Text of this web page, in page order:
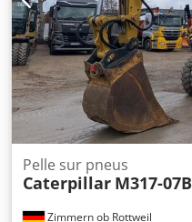
Zimmern ob Rottweil
Pelle sur pneus
Caterpillar M317-07B